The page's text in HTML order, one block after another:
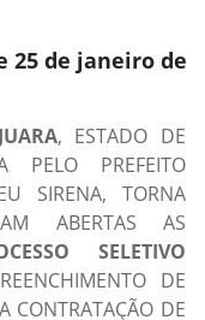
25 de janeiro de
, ESTADO DE
PELO PREFEITO
SIRENA, TORNA
ABERTAS AS
SELETIVO
DE
CONTRATAÇÃO DE